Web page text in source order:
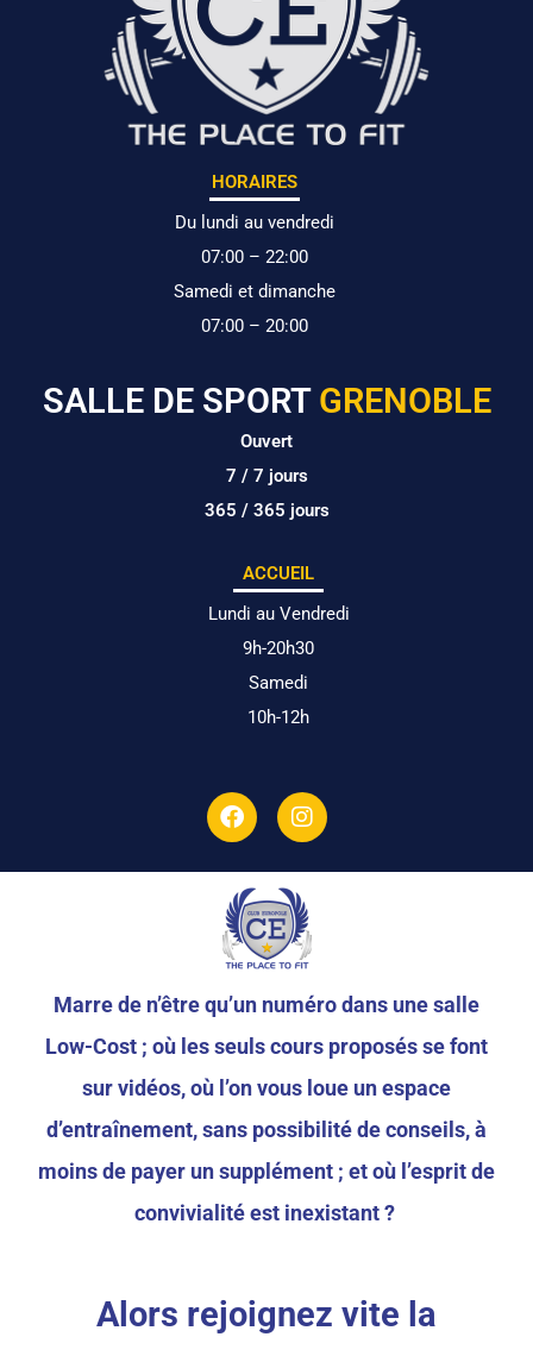
HORAIRES
Du lundi au vendredi
07:00 – 22:00
Samedi et dimanche
07:00 – 20:00
SALLE DE SPORT GRENOBLE
Ouvert
7 / 7 jours
365 / 365 jours
ACCUEIL
Lundi au Vendredi
9h-20h30
Samedi
10h-12h
F
a
c
b
o
o
k
I
n
s
a
g
r
a
m
Marre de n’être qu’un numéro dans une salle
Low-Cost ; où les seuls cours proposés se font
sur vidéos, où l’on vous loue un espace
d’entraînement, sans possibilité de conseils, à
moins de payer un supplément ; et où l’esprit de
convivialité est inexistant ?
Alors rejoignez vite la